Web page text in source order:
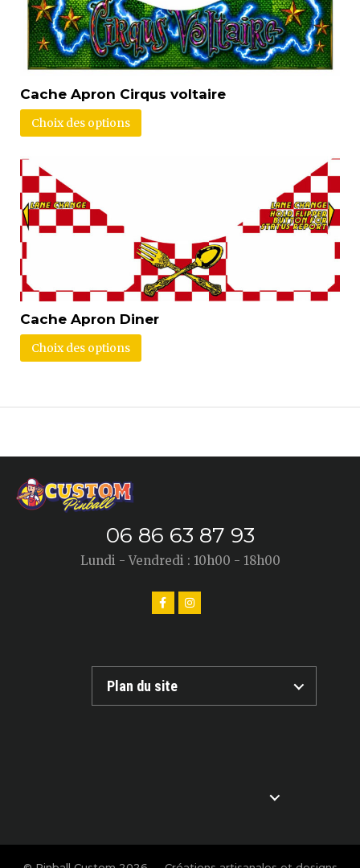
Cache Apron Cirqus voltaire
Choix des options
Cache Apron Diner
Choix des options
06 86 63 87 93
Lundi - Vendredi : 10h00 - 18h00
Plan du site